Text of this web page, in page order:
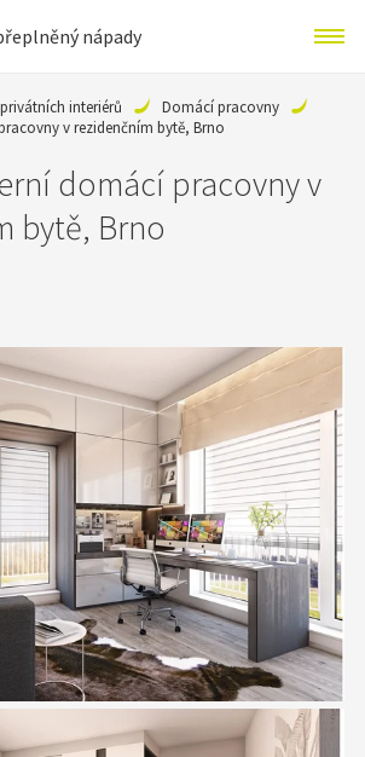
nápady
interiérů
Domácí pracovny
v rezidenčním bytě, Brno
domácí pracovny v
bytě, Brno